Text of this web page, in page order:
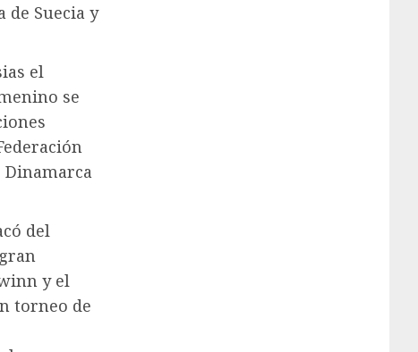
Suecia y
el
se
Dinamarca
del
y el
torneo de